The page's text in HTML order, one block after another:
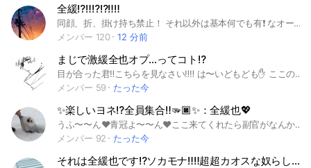
全緩⁉️‼️⁉️⁉️‼️‼️
同顔、折、掛け持ち禁止！ それ以外は基本何でも有❗️ なオープンチャットです 未定で入ってね😘😘😘😘😘😘 メンバー100人になったら管理人が腹踊り⁉️ 背後の話とかまるまるまる！！ 身内ノリはしすぎなければ🙆 地雷一つでもあったら入らないほうがいいカモ・・💦 あと通知多いかも⁉️ 優秀な副官ばっかりな楽しいオプです❣️ たくさんきてね‼️‼️ 待ってるよー🙌🏻 #全緩#ぜんゆる#全キャラ緩也#緩也#プロセカ#銀魂#文スト#カントリーヒューマンズ#アンパンマン#wrwrd#特撮#仮面ライダー#ジョジョ#第五人格#ホロライブ#約束のネバーランド#HUNTER×HUNTER#妖怪ウォッチ#原神#Vtuber#ポケモン#プリキュア#カリスマ#ちいかわ#ヒプノシスマイク#マッシュル#ウィンブレ#呪術廻戦#ニート部#50人クラフト#推しの子#ブルーロック#地獄楽#シャドーハウス#ツイステ#MIU404#原神#忍たま乱太郎#鬼滅の刃#ドクスト#進撃の巨人#うらみちお兄さん#あくねこ#ウルトラマン#エヴァンゲリオン#おそ松さん#鬼滅の刃#あんスタ#鳴潮#タコピーの原罪#ヒロアカ#ONEPIECE#ダンダダン#葬送のフリーレン#薬屋のひとりごと#幼稚園WARS#ちびまる子ちゃん#パラライ#エイトリ#ワンピース#ドラゴンボール
メンバー 120
12 分前
まじで激緩全也オプ…ってコト⁉️
目が合った君‼️こちらを見なさい‼️‼️ は〜いどもども✋ ここのテンション爆高管理で〜っす‼️✌️ 中ではこんなにテンション爆上げ野郎ではないけどね.ᐣ.ᐣ.ᐣ笑 簡単に説明するとここは激緩全也のオプだよ〜.ᐟ‪.ᐟ‪ 名前のとおり.ᐟ‪.ᐟ‪ 何をしでかしてもOKって訳では無いけど基本的にはキャラ崩壊とかも️⭕️だよ.ᐟ‪ あ、荒らしはやめてね.ᐣ.ᐣ笑 詳しい説明は中で行います‼️‼️‼️ ここまで読んだなら入るしかないよね⁉️ まってるよ‼️‼️‼️ #にじさんじ#地縛少年花子くん#僕のヒーローアカデミア#幽遊白書#今日から俺は#ワンピース#ジョジョの奇妙な冒険# ジョジョ #JOJO#HUNTER X HUNTER #HXH#Or.STONE#ドクターストーン#ドクスト#呪術廻戦#JUJU #東京リベンジャーズ#東リベ#ハイキュー #HQ#進撃の巨人#チェンソーマン #WINOBREAKER#ウィンドブレーカー#ウィンブレ#約束のネバーランド#約ネバ#名探偵コナン#僕のヒーローアカデミア# ヒロアカ #銀魂 #ワールドトリガー#ワートリ #七つの大罪#鋼の錬金術師#ハガレン #NARUTO #ナルト#フェアリーテイル #BLEACH#ブリーチ#弱虫ペダル #弱ペダ#転生したらスライムだった件#転スラ #アオのハコ#ヘタリア #OEATHNOTE#デスノート#桜蘭高校ホスト部#黒子のバスケ #ワンパンマン #SAKAMOTO DAYS#サカモトデイズ#サカデイ#原神#gnsn# 崩壊スターレイル#スタレ#崩スタ#魔法少女まどか☆マギカ# まどマギ#桃源暗鬼#エイリアンステージ#エイステ#鬼滅の刃# カグラバチ#夜桜さんちの大作戦#プロセカ#超かぐや姫#全緩#全也#全緩也 主のキャラのヒントは怪異だよ
メンバー 59
たった今
✨️楽しいヨネ⁉️全員集合‼️🫳🏿✨️：全緩也💖
うふ〜〜ん❤️青冠よ〜〜ん❤️ここ来てくれたら副官がなんかしてくれるわ〜〜ん❤️（魅力的な誘い） ってコトで…見てくれた、という事は 興味👀✨️があるってことでいいカナ⁉️😁 此方は👉『⭐️全⭐️緩⭐️也⭐️』だヨ‼️☀️ 2次元でも3次元でも、2.5次元でも‼️ どなたでも大歓迎😘🫵🏼 ルール等は 中で確認しようネ‼️🎶 見学でも良いですよ❓まず最初の1歩を踏み出すのが大事でちゅ😘💕︎ 申請は〖 未定 〗と分かる名前でしてくださいね‼️🥲 ＣＣ魔の青冠が待ってます 😘ꔛ‬ෆ ※実は再建 ⬇️需要⬇️ #あんスタ#ブレマイ#ヒプマイ#カリスマ#うたプリ#ツイステ#パラライ#ダンロン#特撮#EBiDAN#東方#私立パラの丸高校#呪術廻戦#ペルソナ#デスノート#BEASTARS#Dr.STONE#龍が如く#妖怪ウォッチ#エヴァンゲリオン#銀魂#刀剣乱舞#DOPE麻薬取締部特捜課#ジャニーズ#スタエン#ガリレオ#MIU404#踊る大捜査線#文スト#エイステ#MARVEL#声優#M!LK#商業BL#ビバレン#ぬかに#グレシプ#ポケモン#テイルズ#ジョジョ#はんはん#鬼滅#ヴィジュプリ#ブルロ#うらみちお兄さん#パリピ孔明#落乱#忍たま乱太郎#ヤニねこ#ホロライブ#まほやく#スパリク#崩スタ#原神#ゼンゼロ#おっさんずラブ#劇団『ドラマティカ』#日本三國#ギヴン#抱かれたい男一位に脅されています。#ブルロ#ミルサブ#プリキュア#アンナチュラル#テニプリ#三國無双#戦国無双#東エリ#東リべ#東ディバ
メンバー 92
たった今
それは全緩也です⁉️ソカモナ‼️‼️超超カオスな奴らしか居ない全緩也オプじゃい✨✨